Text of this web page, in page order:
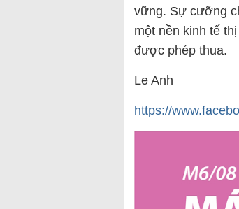
vững. Sự cưỡng
một nền kinh tế
được phép thua.
Le Anh
https://